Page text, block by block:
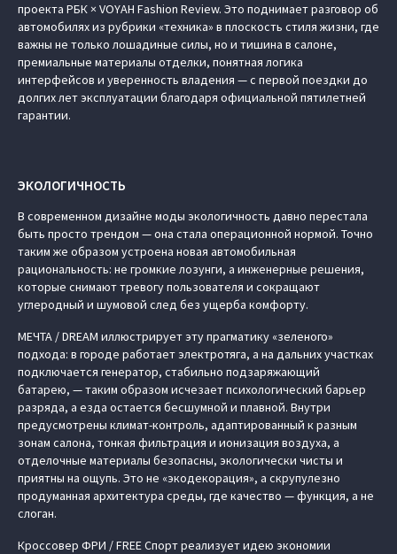
проекта РБК × VOYAH Fashion Review. Это поднимает разговор об
автомобилях из рубрики «техника» в плоскость стиля жизни, где
важны не только лошадиные силы, но и тишина в салоне,
премиальные материалы отделки, понятная логика
интерфейсов и уверенность владения — с первой поездки до
долгих лет эксплуатации благодаря официальной пятилетней
гарантии.
ЭКОЛОГИЧНОСТЬ
В современном дизайне моды экологичность давно перестала
быть просто трендом — она стала операционной нормой. Точно
таким же образом устроена новая автомобильная
рациональность: не громкие лозунги, а инженерные решения,
которые снимают тревогу пользователя и сокращают
углеродный и шумовой след без ущерба комфорту.
МЕЧТА / DREAM иллюстрирует эту прагматику «зеленого»
подхода: в городе работает электротяга, а на дальних участках
подключается генератор, стабильно подзаряжающий
батарею, — таким образом исчезает психологический барьер
разряда, а езда остается бесшумной и плавной. Внутри
предусмотрены климат-контроль, адаптированный к разным
зонам салона, тонкая фильтрация и ионизация воздуха, а
отделочные материалы безопасны, экологически чисты и
приятны на ощупь. Это не «экодекорация», а скрупулезно
продуманная архитектура среды, где качество — функция, а не
слоган.
Кроссовер ФРИ / FREE Спорт реализует идею экономии